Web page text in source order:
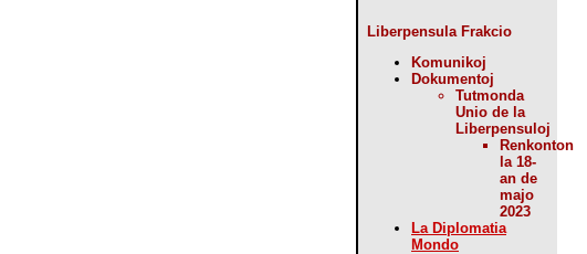
Liberpensula Frakcio
Komunikoj
Dokumentoj
Tutmonda
Unio de la
Liberpensuloj
Renkonton
la 18-
an de
majo
2023
La Diplomatia
Mondo